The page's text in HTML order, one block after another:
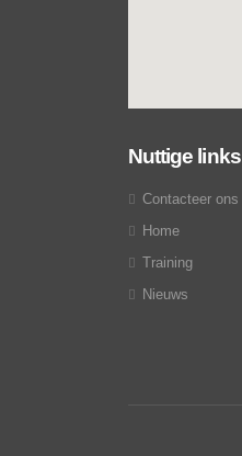
Nuttige links
Contacteer ons
Home
Training
Nieuws